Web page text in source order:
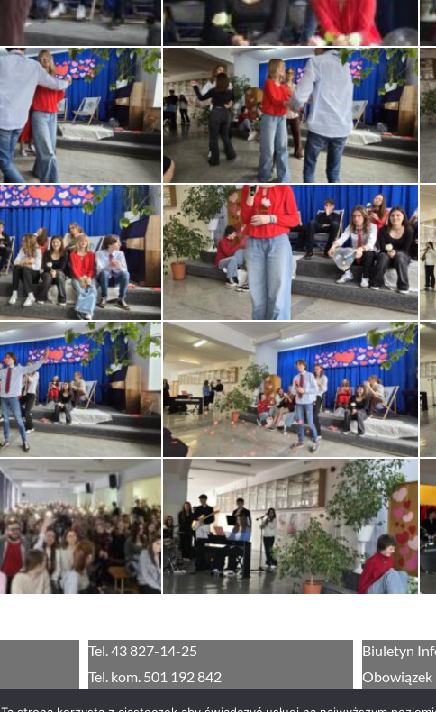
Tel. 43 827-14-25
Tel. kom. 501 192 842
sekretariat@edu.lojagiellonczyk.pl
Biuletyn